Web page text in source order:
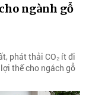
ngành gỗ
phát thải CO₂ ít đi
thế cho ngách gỗ